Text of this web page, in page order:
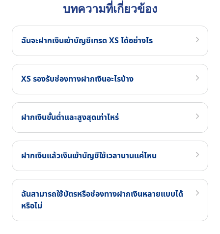
บทความที่เกี่ยวข้อง
ฉันจะฝากเงินเข้าบัญชีเทรด XS ได้อย่างไร
XS รองรับช่องทางฝากเงินอะไรบ้าง
ฝากเงินขั้นต่ำและสูงสุดเท่าไหร่
ฝากเงินแล้วเงินเข้าบัญชีใช้เวลานานแค่ไหน
ฉันสามารถใช้บัตรหรือช่องทางฝากเงินหลายแบบได้
หรือไม่